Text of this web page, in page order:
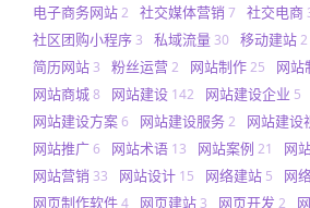
电子商务网站2 社交媒体营销 7 社交电商
社区团购小程序 3 私域流量 30 移动建站2
简历网站 3 粉丝运营2 网站制作25 网站
网站商城8 网站建设 142 网站建设企业 5
网站建设方案6 网站建设服务2 网站建设
网站推广6 网站术语 13 网站案例 21 网
网站营销 33 网站设计 15 网络建站 5 网
网页制作软件4 网页建站 3 网页开发 2